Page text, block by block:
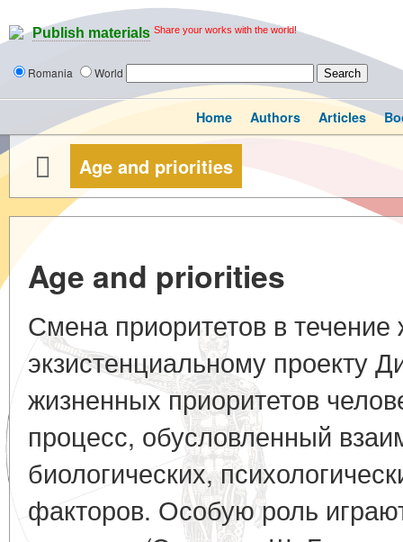
Publish materials Share your works with the world!
Romania World
Home Authors Articles
Age and priorities
Age and priorities
Смена приоритетов в течение
экзистенциальному проекту
жизненных приоритетов
процесс, обусловленный
биологических,
факторов. Особую роль